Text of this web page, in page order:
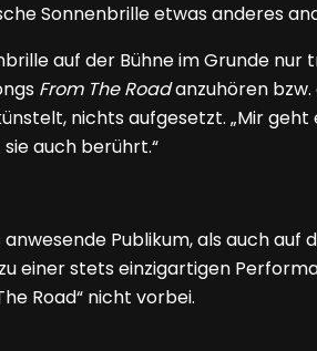
Sonnenbrille etwas anderes
auf der Bühne im Grunde
From The Roadanzuhören
nichts aufgesetzt. „Mir
auch berührt.“
Publikum, als auch auf
stets einzigartigen
Road“ nicht vorbei.